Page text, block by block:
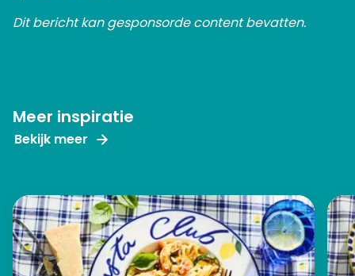
Dit bericht kan gesponsorde content bevatten.
Meer inspiratie
Bekijk meer